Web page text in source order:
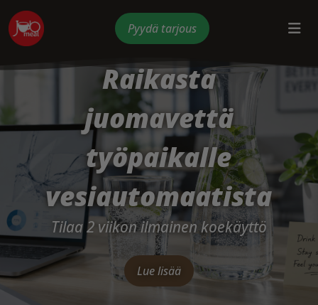
Pyydä tarjous
Raikasta
juomavettä
työpaikalle
vesiautomaatista
Tilaa 2 viikon ilmainen koekäyttö
Lue lisää